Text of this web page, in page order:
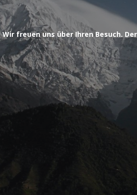
Wir freuen uns über Ihren Besuch.